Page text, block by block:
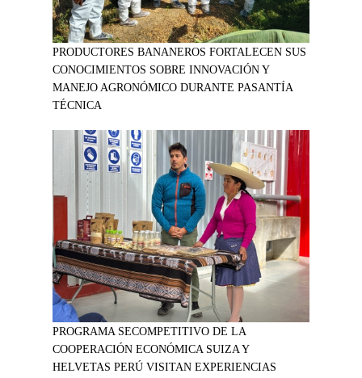
PRODUCTORES BANANEROS FORTALECEN SUS
CONOCIMIENTOS SOBRE INNOVACIÓN Y
MANEJO AGRONÓMICO DURANTE PASANTÍA
TÉCNICA
PROGRAMA SECOMPETITIVO DE LA
COOPERACIÓN ECONÓMICA SUIZA Y
HELVETAS PERÚ VISITAN EXPERIENCIAS